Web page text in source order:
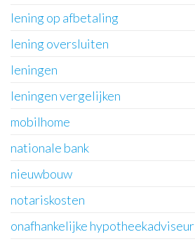
lening op afbetaling
lening oversluiten
leningen
leningen vergelijken
mobilhome
nationale bank
nieuwbouw
notariskosten
onafhankelijke hypotheekadviseur